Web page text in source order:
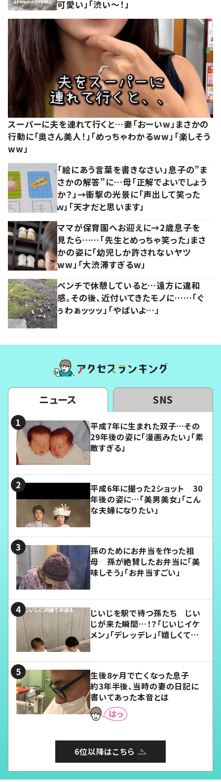
可愛い」「渋い～！」
スーパーに夫を連れて行くと…妻「おーいw」まさかの
行動に「奥さん美人！」「めっちゃわかるww」「楽しそう
ww」
「絵にあう言葉を書きなさい」息子の”ま
さかの解答”に…母「正解でよいでしょう
か？」→衝撃の光景に「声出して笑った
ｗ」「天才だと思います」
ママが保育園へお迎えに→2歳息子を
見たら……「先生とめっちゃ笑った」まさ
かの姿に「幼児しか許されないヤツ
ww」「大渋滞すぎるw」
ベンチで休憩していると…遠方に違和
感。その後、近付いてきたモノに……「ぐ
ぅわぁッッッ」「やばいよ…」
ニュース SNS
平成7年に生まれた双子…その
29年後の姿に「漫画みたい」「素
敵すぎる」
平成6年に撮った2ショット 30
年後の姿に…「美男美女」「こん
な夫婦になりたい」
孫のためにお弁当を作った祖
母 孫が絶賛したお弁当に「美
味しそう」「お弁当すごい」
じいじを駅で待つ孫たち じい
じが来た瞬間…！？「じいじイケ
メン」「デレッデレ」「嬉しくて可
生後8ヶ月で亡くなった息子
約3年半後、当時の妻の日記に
書いてあった本音とは
6位以降はこちら